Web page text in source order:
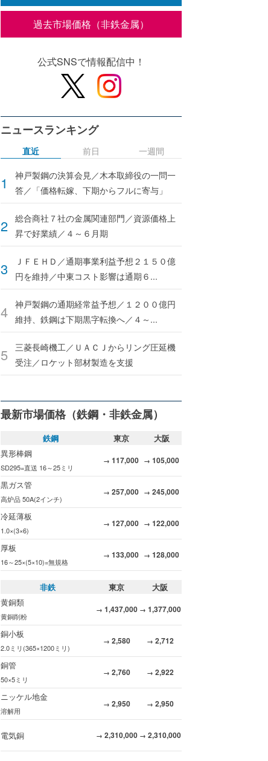
過去市場価格（非鉄金属）
公式SNSで情報配信中！
ニュースランキング
直近
神戸製鋼の決算会見／木本取締役の一問一
答／「価格転嫁、下期からフルに寄与」
総合商社７社の金属関連部門／資源価格上
昇で好業績／４～６月期
ＪＦＥＨＤ／通期事業利益予想２１５０億
円を維持／中東コスト影響は通期６...
神戸製鋼の通期経常益予想／１２００億円
維持、鉄鋼は下期黒字転換へ／４～...
三菱長崎機工／ＵＡＣＪからリング圧延機
受注／ロケット部材製造を支援
前日 一週間
最新市場価格（鉄鋼・非鉄金属）
鉄鋼 東京
大阪
異形棒鋼
SD295=直送 16～25ミリ
→ 117,000 → 105,000
黒ガス管
高炉品 50A(2インチ)
→ 257,000 → 245,000
冷延薄板
1.0×(3×6)
→ 127,000 → 122,000
厚板
16～25×(5×10)=無規格
→ 133,000 → 128,000
非鉄 東京
大阪
黄銅類
黄銅削粉
→ 1,437,000 → 1,377,000
銅小板
2.0ミリ(365×1200ミリ)
→ 2,580 → 2,712
銅管
50×5ミリ
→ 2,760 → 2,922
ニッケル地金
溶解用
→ 2,950 → 2,950
電気銅 → 2,310,000 → 2,310,000